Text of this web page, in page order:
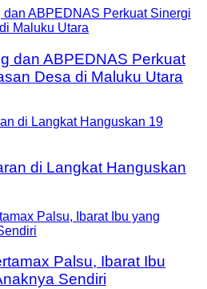
dan ABPEDNAS Perkuat
Desa di Maluku Utara
di Langkat Hanguskan
Palsu, Ibarat Ibu
Sendiri